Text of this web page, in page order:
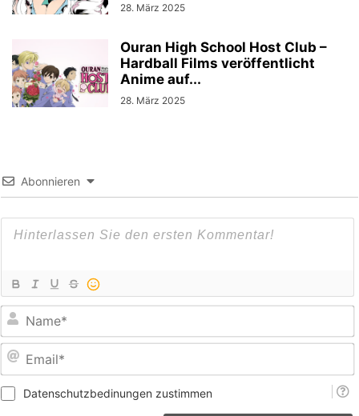
28. März 2025
Ouran High School Host Club –
Hardball Films veröffentlicht
Anime auf...
28. März 2025
Abonnieren
Datenschutzbedinungen zustimmen